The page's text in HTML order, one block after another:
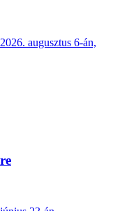
augusztus 6-án,